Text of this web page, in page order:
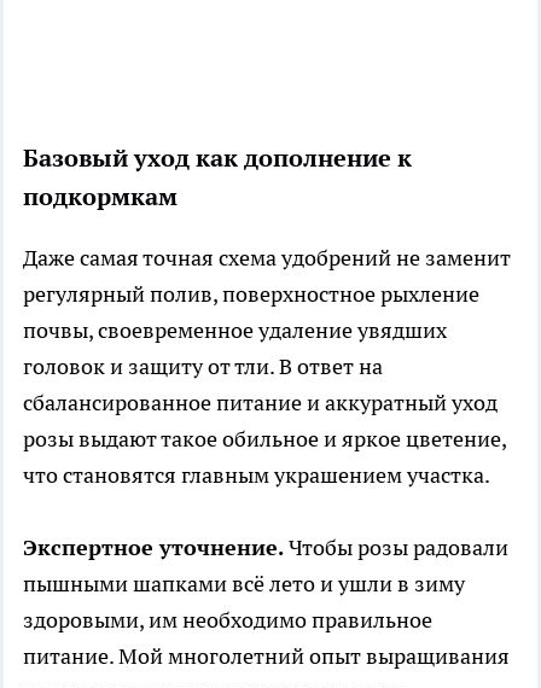
Базовый уход как дополнение к
подкормкам
Даже самая точная схема удобрений не заменит
регулярный полив, поверхностное рыхление
почвы, своевременное удаление увядших
головок и защиту от тли. В ответ на
сбалансированное питание и аккуратный уход
розы выдают такое обильное и яркое цветение,
что становятся главным украшением участка.
Экспертное уточнение.Чтобы розы радовали
пышными шапками всё лето и ушли в зиму
здоровыми, им необходимо правильное
питание. Мой многолетний опыт выращивания